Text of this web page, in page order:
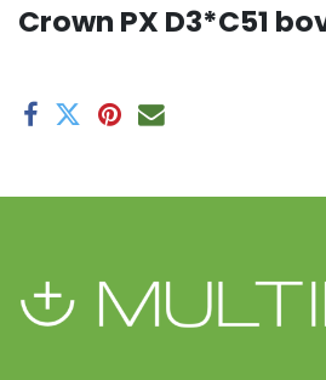
Crown PX D3*C51